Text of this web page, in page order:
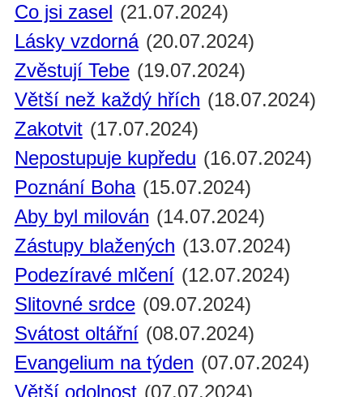
Co jsi zasel (21.07.2024)
Lásky vzdorná (20.07.2024)
Zvěstují Tebe (19.07.2024)
Větší než každý hřích (18.07.2024)
Zakotvit (17.07.2024)
Nepostupuje kupředu (16.07.2024)
Poznání Boha (15.07.2024)
Aby byl milován (14.07.2024)
Zástupy blažených (13.07.2024)
Podezíravé mlčení (12.07.2024)
Slitovné srdce (09.07.2024)
Svátost oltářní (08.07.2024)
Evangelium na týden (07.07.2024)
Větší odolnost (07.07.2024)